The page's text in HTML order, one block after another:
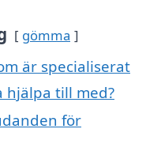
gömma
är specialiserat
hjälpa till med?
för